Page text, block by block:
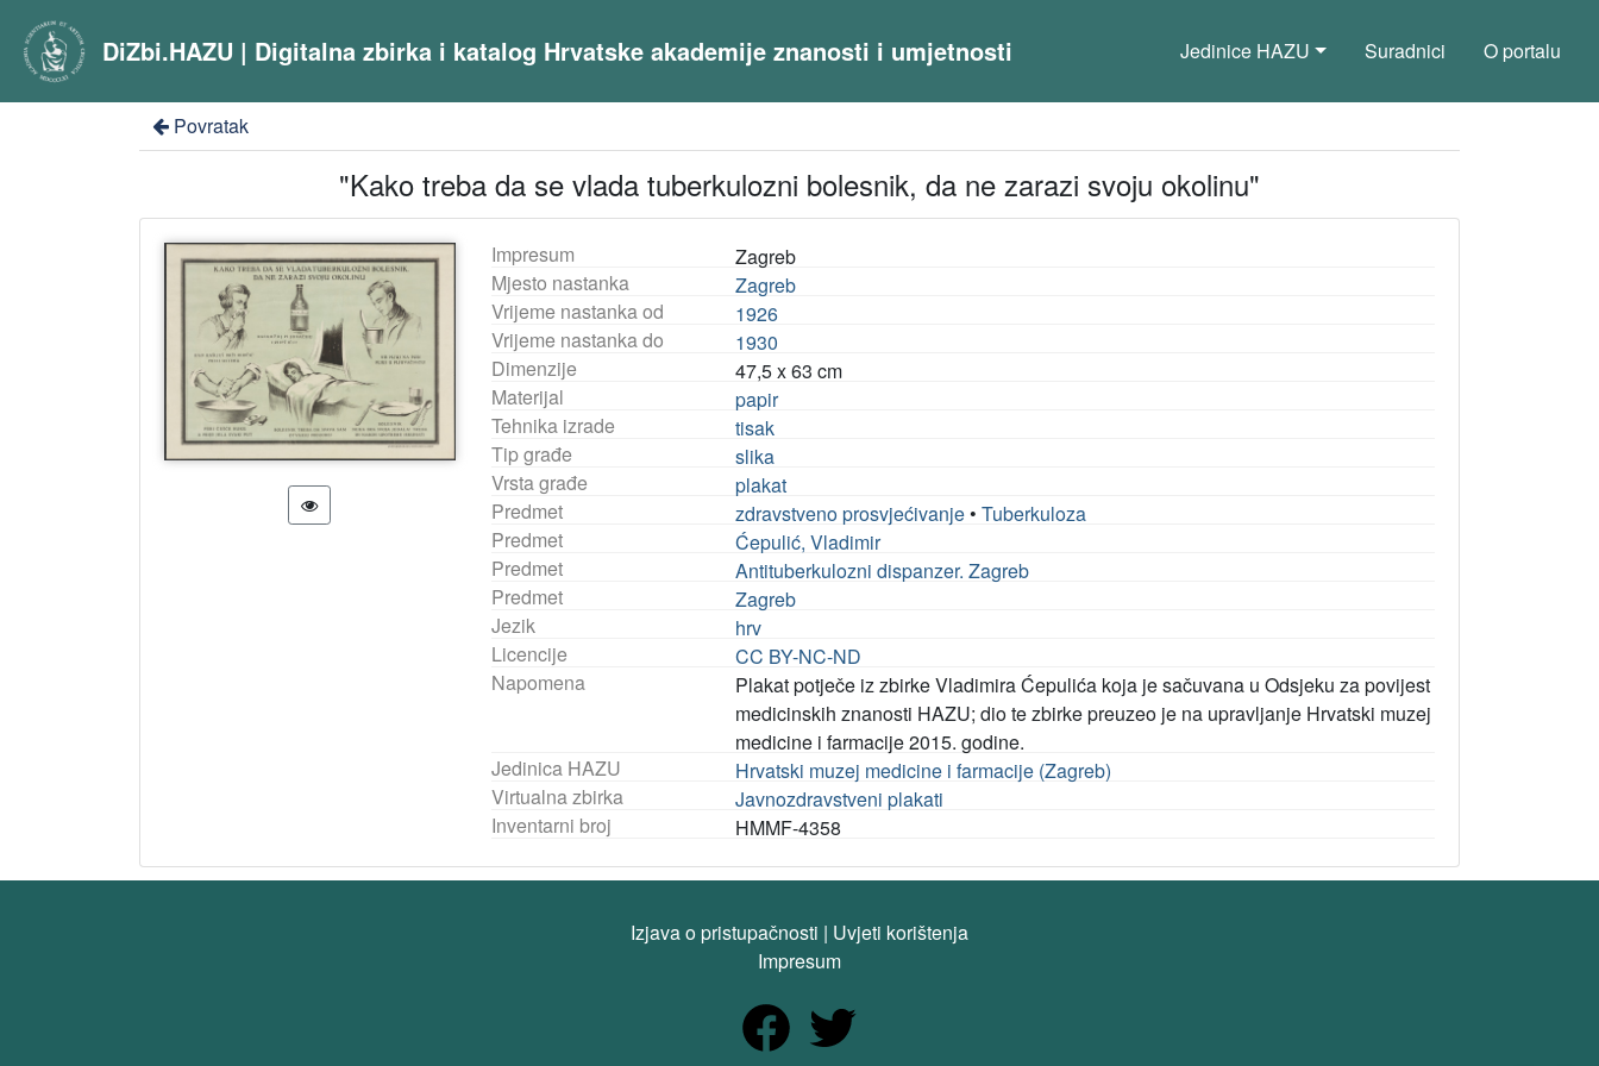
DiZbi.HAZU | Digitalna zbirka i katalog Hrvatske akademije znanosti i umjetnosti Jedinice HAZU Suradnici O portalu
Povratak
"Kako treba da se vlada tuberkulozni bolesnik, da ne zarazi svoju okolinu"
Impresum
Zagreb
Mjesto nastanka
Zagreb
Vrijeme nastanka od
1926
Vrijeme nastanka do
1930
Dimenzije
47,5 x 63 cm
Materijal
papir
Tehnika izrade
tisak
Tip građe
slika
Vrsta građe
plakat
Predmet
zdravstveno prosvjećivanje •Tuberkuloza
Predmet
Ćepulić, Vladimir
Predmet
Antituberkulozni dispanzer. Zagreb
Predmet
Zagreb
Jezik
hrv
Licencije
CC BY-NC-ND
Napomena
Plakat potječe iz zbirke Vladimira Ćepulića koja je sačuvana u Odsjeku za povijest
medicinskih znanosti HAZU; dio te zbirke preuzeo je na upravljanje Hrvatski muzej
medicine i farmacije 2015. godine.
Jedinica HAZU
Hrvatski muzej medicine i farmacije (Zagreb)
Virtualna zbirka
Javnozdravstveni plakati
Inventarni broj
HMMF-4358
Izjava o pristupačnosti | Uvjeti korištenja
Impresum